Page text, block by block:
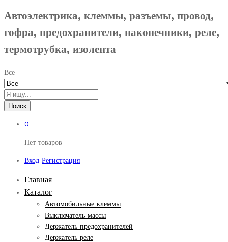
Автоэлектрика, клеммы, разъемы, провод,
гофра, предохранители, наконечники, реле,
термотрубка, изолента
Все
Поиск
0
Нет товаров
Вход Регистрация
Главная
Каталог
Автомобильные клеммы
Выключатель массы
Держатель предохранителей
Держатель реле